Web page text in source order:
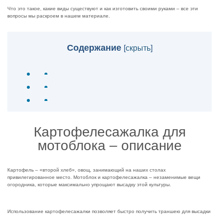
Что это такое, какие виды существуют и как изготовить своими руками – все эти
вопросы мы раскроем в нашем материале.
Содержание [скрыть]
Картофелесажалка для
мотоблока – описание
Картофель – «второй хлеб», овощ, занимающий на наших столах
привилегированное место. Мотоблок и картофелесажалка – незаменимые вещи
огородника, которые максимально упрощают высадку этой культуры.
Использование картофелесажалки позволяет быстро получить траншею для высадки